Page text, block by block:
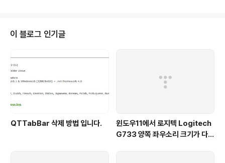
다는 생각이 듭니다. 배송이 느리다는 생각보다는 시스템이 좀 느리다는 생각이
드네요! 요즘처럼 어플이 발달하여, 스마트폰으로 어디서든 물건이 어디까지 도
이 블로그 인기글
QTTabBar 삭제 방법 입니다.
윈도우11에서 로지텍 Logitech
G733 양쪽 좌우소리 크기가 다르